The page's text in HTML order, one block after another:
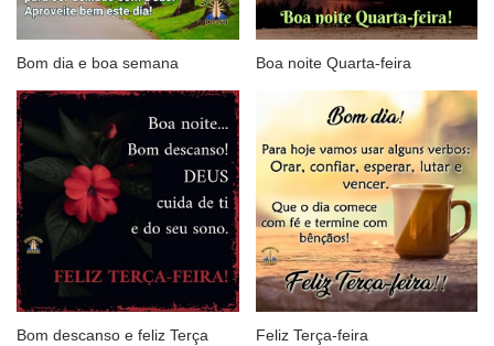
Bom dia e boa semana Boa noite Quarta-feira
Bom descanso e feliz Terça Feliz Terça-feira